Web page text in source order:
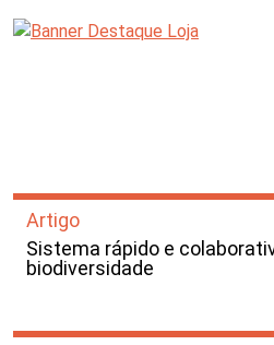
Artigo
Sistema rápido e
biodiversidade